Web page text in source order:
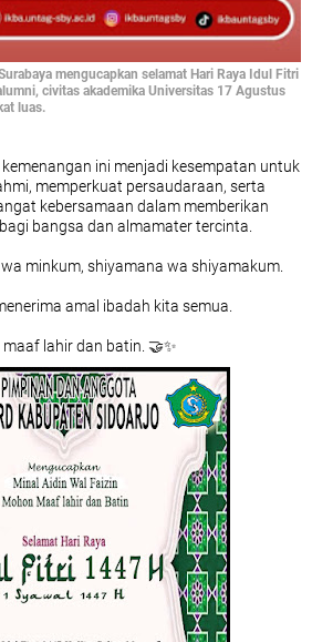
mengucapkan selamat Hari Raya Idul Fitri
civitas akademika Universitas 17 Agustus
luas.
ini menjadi kesempatan untuk
memperkuat persaudaraan, serta
kebersamaan dalam memberikan
bangsa dan almamater tercinta.
minkum, shiyamana wa shiyamakum.
amal ibadah kita semua.
lahir dan batin. 🤝✨